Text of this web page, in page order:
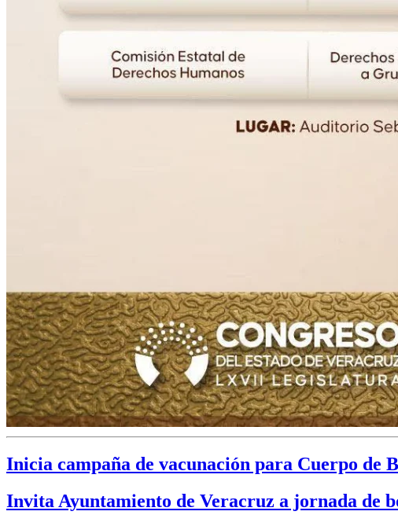
Inicia campaña de vacunación para Cuerpo de
Invita Ayuntamiento de Veracruz a jornada de